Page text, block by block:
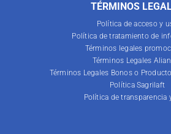
TÉRMINOS
Política de acceso y
Política de tratamiento de
Términos legales
Términos Legales
Términos Legales Bonos o
Política Sagrilaft
Política de transparencia